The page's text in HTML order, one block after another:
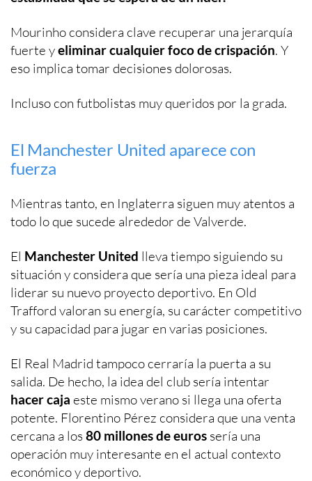
Mourinho considera clave recuperar una jerarquía
fuerte yeliminar cualquier foco de crispación. Y
eso implica tomar decisiones dolorosas.
Incluso con futbolistas muy queridos por la grada.
El Manchester United aparece con
fuerza
Mientras tanto, en Inglaterra siguen muy atentos a
todo lo que sucede alrededor de Valverde.
El Manchester United lleva tiempo siguiendo su
situación y considera que sería una pieza ideal para
liderar su nuevo proyecto deportivo. En Old
Trafford valoran su energía, su carácter competitivo
y su capacidad para jugar en varias posiciones.
El Real Madrid tampoco cerraría la puerta a su
salida. De hecho, la idea del club sería intentar
hacer caja este mismo verano si llega una oferta
potente. Florentino Pérez considera que una venta
cercana a los 80 millones de euros sería una
operación muy interesante en el actual contexto
económico y deportivo.